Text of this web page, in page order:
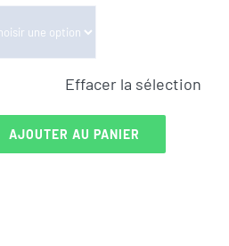
Effacer la sélection
AJOUTER AU PANIER